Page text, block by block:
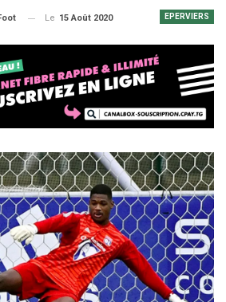
EPERVIERS
Le 15 Août 2020